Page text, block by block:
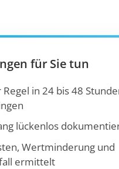
für Sie tun
in 24 bis 48
lückenlos
Wertminderung und
ermittelt